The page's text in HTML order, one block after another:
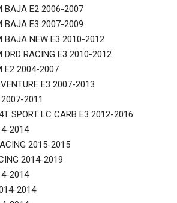
BAJA E2 2006-2007
BAJA E3 2007-2009
BAJA NEW E3 2010-2012
DRD RACING E3 2010-2012
E2 2004-2007
E3 2007-2013
2011
SPORT LC CARB E3 2012-2016
2014
2015-2015
2014-2019
2014
2014